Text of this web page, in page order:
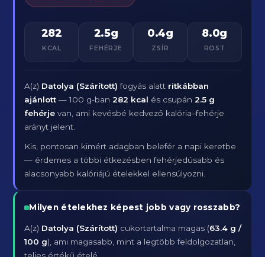
282
KCAL
2.5g
FEHÉRJE
0.4g
ZSÍR
8.0g
ROST
A(z) Datolya (Szárított) fogyás alatt ritkábban
ajánlott — 100 g-ban282 kcal és csupán2.5 g
fehérje van, ami kevésbé kedvező kalória–fehérje
arányt jelent.
Kis, pontosan kimért adagban belefér a napi keretbe
— érdemes a többi étkezésben fehérjedúsabb és
alacsonyabb kalóriájú ételekkel ellensúlyozni.
Milyen ételekhez képest jobb vagy rosszabb?
A(z) Datolya (Szárított) cukortartalma magas (63.4 g /
100 g), ami magasabb, mint a legtöbb feldolgozatlan,